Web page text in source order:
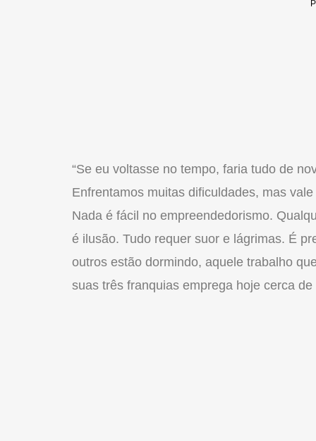
“Se eu voltasse no tempo, faria tudo de
Enfrentamos muitas dificuldades, mas
Nada é fácil no empreendedorismo.
é ilusão. Tudo requer suor e lágrimas. É
outros estão dormindo, aquele trabalho
suas três franquias emprega hoje cerca